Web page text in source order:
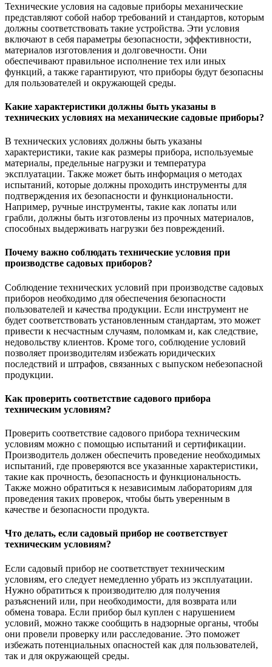
Технические условия на садовые приборы механические
представляют собой набор требований и стандартов, которым
должны соответствовать такие устройства. Эти условия
включают в себя параметры безопасности, эффективности,
материалов изготовления и долговечности. Они
обеспечивают правильное исполнение тех или иных
функций, а также гарантируют, что приборы будут безопасны
для пользователей и окружающей среды.
Какие характеристики должны быть указаны в
технических условиях на механические садовые приборы?
В технических условиях должны быть указаны
характеристики, такие как размеры прибора, используемые
материалы, предельные нагрузки и температура
эксплуатации. Также может быть информация о методах
испытаний, которые должны проходить инструменты для
подтверждения их безопасности и функциональности.
Например, ручные инструменты, такие как лопаты или
грабли, должны быть изготовлены из прочных материалов,
способных выдерживать нагрузки без повреждений.
Почему важно соблюдать технические условия при
производстве садовых приборов?
Соблюдение технических условий при производстве садовых
приборов необходимо для обеспечения безопасности
пользователей и качества продукции. Если инструмент не
будет соответствовать установленным стандартам, это может
привести к несчастным случаям, поломкам и, как следствие,
недовольству клиентов. Кроме того, соблюдение условий
позволяет производителям избежать юридических
последствий и штрафов, связанных с выпуском небезопасной
продукции.
Как проверить соответствие садового прибора
техническим условиям?
Проверить соответствие садового прибора техническим
условиям можно с помощью испытаний и сертификации.
Производитель должен обеспечить проведение необходимых
испытаний, где проверяются все указанные характеристики,
такие как прочность, безопасность и функциональность.
Также можно обратиться к независимым лабораториям для
проведения таких проверок, чтобы быть уверенным в
качестве и безопасности продукта.
Что делать, если садовый прибор не соответствует
техническим условиям?
Если садовый прибор не соответствует техническим
условиям, его следует немедленно убрать из эксплуатации.
Нужно обратиться к производителю для получения
разъяснений или, при необходимости, для возврата или
обмена товара. Если прибор был куплен с нарушением
условий, можно также сообщить в надзорные органы, чтобы
они провели проверку или расследование. Это поможет
избежать потенциальных опасностей как для пользователей,
так и для окружающей среды.